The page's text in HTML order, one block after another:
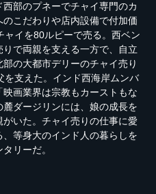
部のプネーでチャイ専門のカ
こだわりや店内設備で付加価
イを80ルピーで売る。西ベン
で両親を支える一方で、自立
の大都市デリーのチャイ売り
を支えた。インド西海岸ムンバ
画業界は宗教もカーストもな
ダージリンには、娘の成長を
いた。チャイ売りの仕事に愛
等身大のインド人の暮らしを
リーだ。